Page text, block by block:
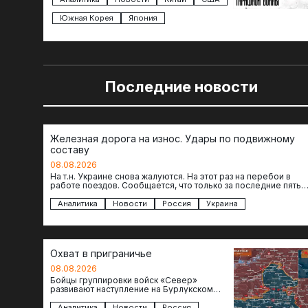
Южная Корея
Япония
Последние новости
Железная дорога на износ. Удары по подвижному
составу
08.08.2026
На т.н. Украине снова жалуются. На этот раз на перебои в
работе поездов. Сообщается, что только за последние пять
Аналитика Новости Россия Украина
Охват в приграничье
08.08.2026
Бойцы группировки войск «Север»
развивают наступление на Бурлукском